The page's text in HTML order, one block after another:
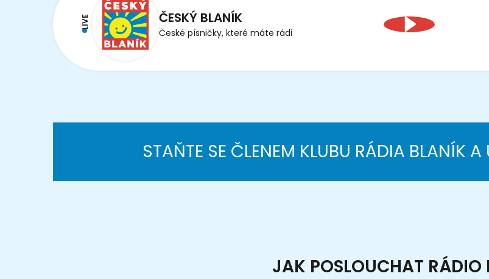
LIVE ČESKÝ BLANÍK
České písničky, které máte rádi
STAŇTE SE ČLENEM KLUBU RÁDIA BLANÍK
JAK POSLOUCHAT RÁDIO